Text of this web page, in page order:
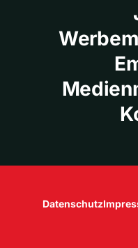
Datenschutz